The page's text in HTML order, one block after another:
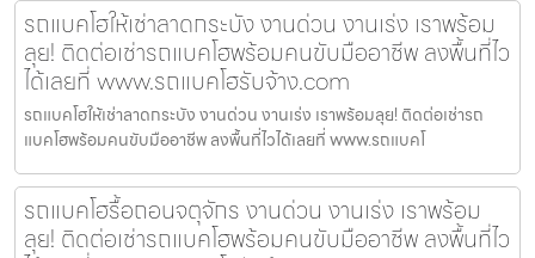
รถแบคโฮให้เช่าลาดกระบัง งานด่วน งานเร่ง เราพร้อม
ลุย! ติดต่อเช่ารถแบคโฮพร้อมคนขับมืออาชีพ ลงพื้นที่ไว
ได้เลยที่ www.รถแบคโฮรับจ้าง.com
รถแบคโฮให้เช่าลาดกระบัง งานด่วน งานเร่ง เราพร้อมลุย! ติดต่อเช่ารถ
แบคโฮพร้อมคนขับมืออาชีพ ลงพื้นที่ไวได้เลยที่ www.รถแบคโ
รถแบคโฮรื้อถอนจตุจักร งานด่วน งานเร่ง เราพร้อม
ลุย! ติดต่อเช่ารถแบคโฮพร้อมคนขับมืออาชีพ ลงพื้นที่ไว